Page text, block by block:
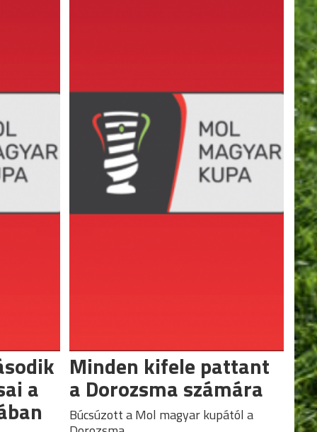
a
Minden kifele pattant
a Dorozsma számára
Búcsúzott a Mol magyar kupától a